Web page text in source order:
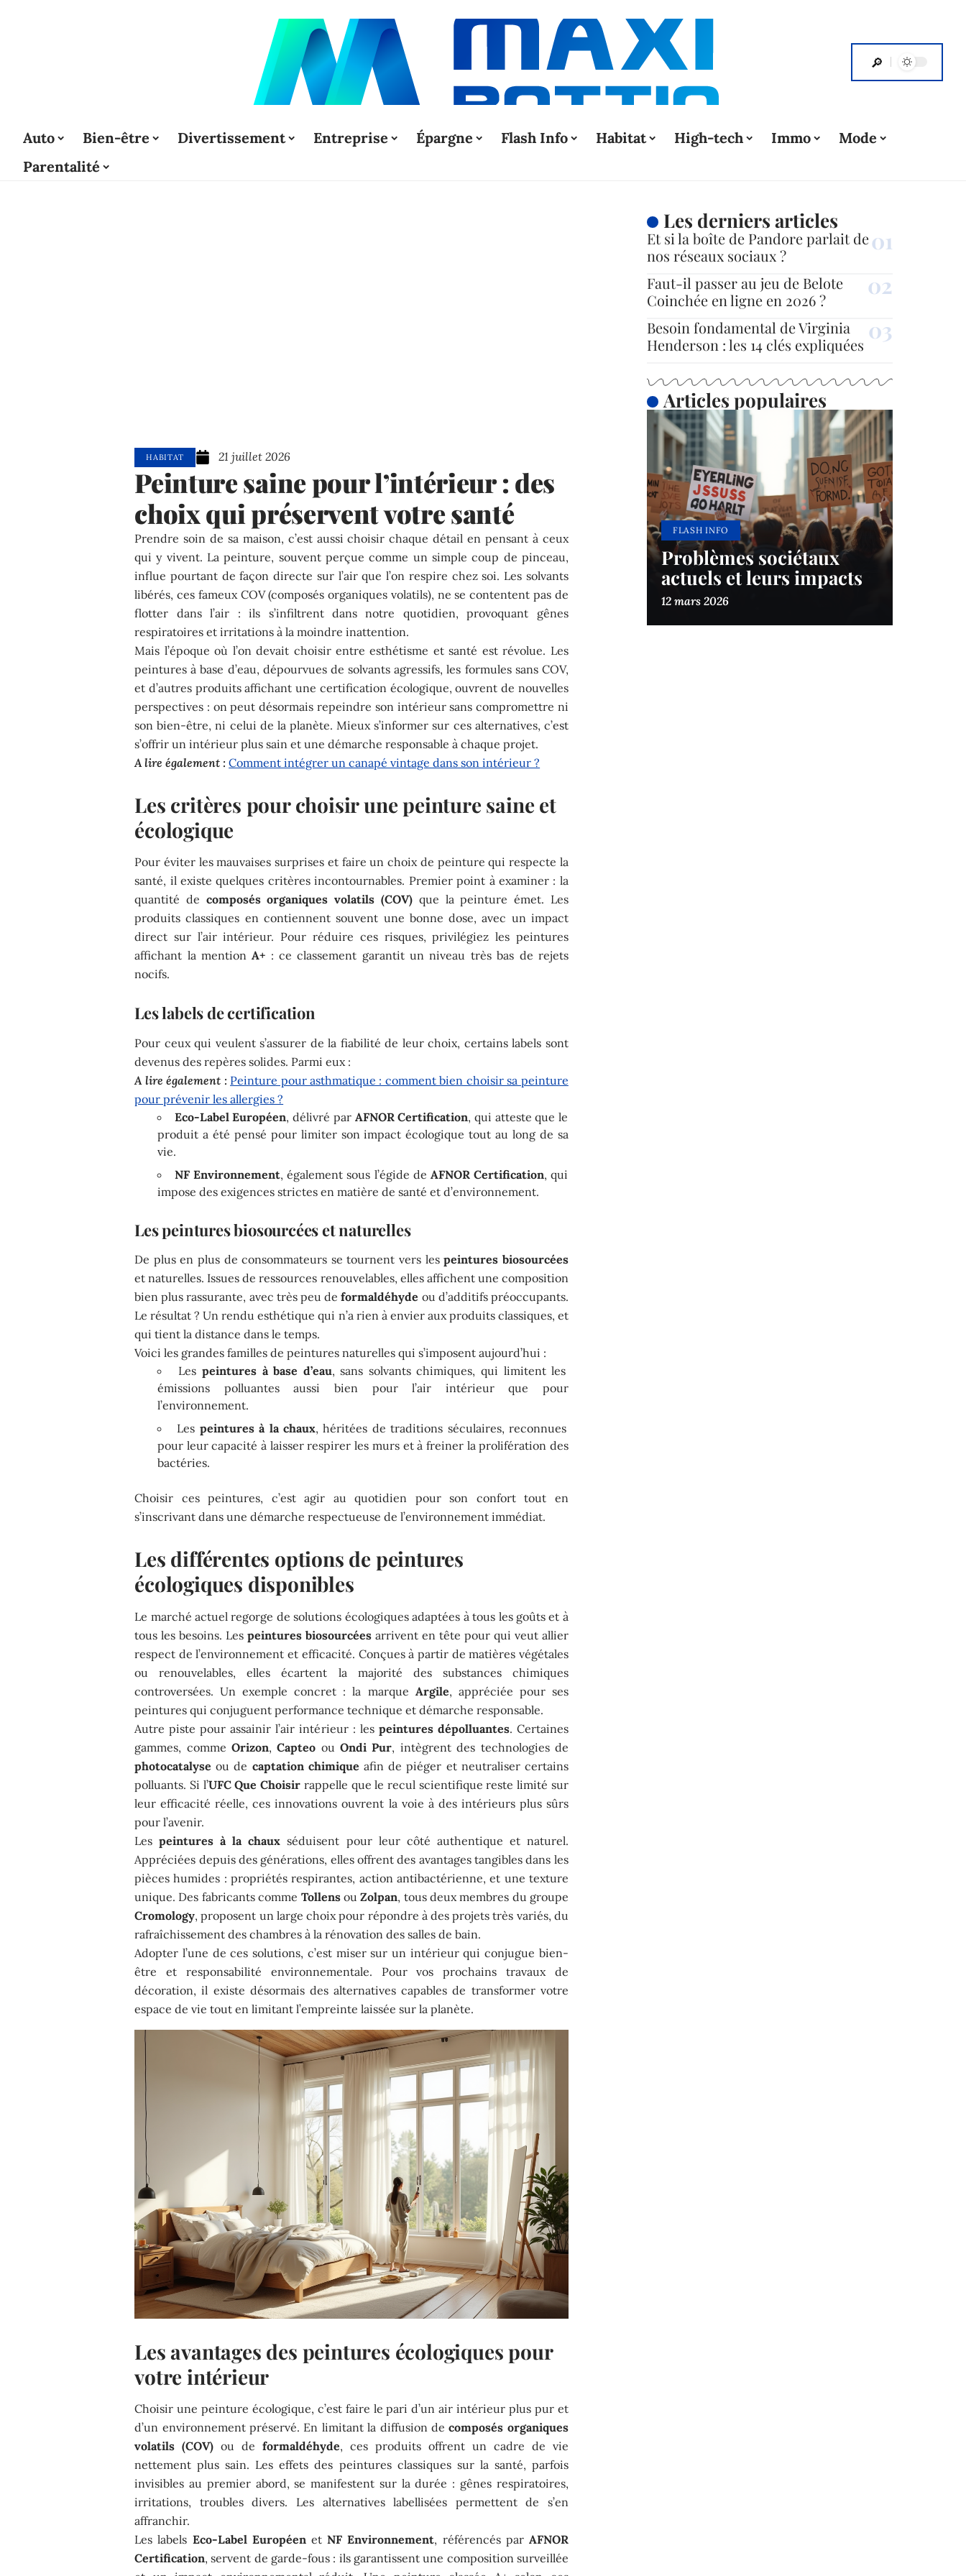
Auto Bien-être Divertissement Entreprise Épargne Flash Info Habitat High-tech Immo
Mode
Parentalité
HABITAT 21 juillet 2026
Peinture saine pour l’intérieur : des
choix qui préservent votre santé
Prendre soin de sa maison, c’est aussi choisir chaque détail en pensant à ceux
qui y vivent. La peinture, souvent perçue comme un simple coup de pinceau,
influe pourtant de façon directe sur l’air que l’on respire chez soi. Les solvants
libérés, ces fameux COV (composés organiques volatils), ne se contentent pas de
flotter dans l’air : ils s’infiltrent dans notre quotidien, provoquant gênes
respiratoires et irritations à la moindre inattention.
Mais l’époque où l’on devait choisir entre esthétisme et santé est révolue. Les
peintures à base d’eau, dépourvues de solvants agressifs, les formules sans COV,
et d’autres produits affichant une certification écologique, ouvrent de nouvelles
perspectives : on peut désormais repeindre son intérieur sans compromettre ni
son bien-être, ni celui de la planète. Mieux s’informer sur ces alternatives, c’est
s’offrir un intérieur plus sain et une démarche responsable à chaque projet.
A lire également : Comment intégrer un canapé vintage dans son intérieur ?
Les critères pour choisir une peinture saine et
écologique
Pour éviter les mauvaises surprises et faire un choix de peinture qui respecte la
santé, il existe quelques critères incontournables. Premier point à examiner : la
quantité de composés organiques volatils (COV) que la peinture émet. Les
produits classiques en contiennent souvent une bonne dose, avec un impact
direct sur l’air intérieur. Pour réduire ces risques, privilégiez les peintures
affichant la mentionA+ : ce classement garantit un niveau très bas de rejets
nocifs.
Les labels de certification
Pour ceux qui veulent s’assurer de la fiabilité de leur choix, certains labels sont
devenus des repères solides. Parmi eux :
A lire également : Peinture pour asthmatique : comment bien choisir sa peinture
pour prévenir les allergies ?
Eco-Label Européen, délivré par AFNOR Certification, qui atteste que le
produit a été pensé pour limiter son impact écologique tout au long de sa
vie.
NF Environnement, également sous l’égide de AFNOR Certification, qui
impose des exigences strictes en matière de santé et d’environnement.
Les peintures biosourcées et naturelles
De plus en plus de consommateurs se tournent vers lespeintures biosourcées
et naturelles. Issues de ressources renouvelables, elles affichent une composition
bien plus rassurante, avec très peu deformaldéhyde ou d’additifs préoccupants.
Le résultat ? Un rendu esthétique qui n’a rien à envier aux produits classiques, et
qui tient la distance dans le temps.
Voici les grandes familles de peintures naturelles qui s’imposent aujourd’hui :
Les peintures à base d’eau, sans solvants chimiques, qui limitent les
émissions polluantes aussi bien pour l’air intérieur que pour
l’environnement.
Les peintures à la chaux, héritées de traditions séculaires, reconnues
pour leur capacité à laisser respirer les murs et à freiner la prolifération des
bactéries.
Choisir ces peintures, c’est agir au quotidien pour son confort tout en
s’inscrivant dans une démarche respectueuse de l’environnement immédiat.
Les différentes options de peintures
écologiques disponibles
Le marché actuel regorge de solutions écologiques adaptées à tous les goûts et à
tous les besoins. Lespeintures biosourcées arrivent en tête pour qui veut allier
respect de l’environnement et efficacité. Conçues à partir de matières végétales
ou renouvelables, elles écartent la majorité des substances chimiques
controversées. Un exemple concret : la marque Argile, appréciée pour ses
peintures qui conjuguent performance technique et démarche responsable.
Autre piste pour assainir l’air intérieur : les peintures dépolluantes. Certaines
gammes, comme Orizon,Capteo ouOndi Pur, intègrent des technologies de
photocatalyse ou de captation chimique afin de piéger et neutraliser certains
polluants. Si l’UFC Que Choisir rappelle que le recul scientifique reste limité sur
leur efficacité réelle, ces innovations ouvrent la voie à des intérieurs plus sûrs
pour l’avenir.
Lespeintures à la chaux séduisent pour leur côté authentique et naturel.
Appréciées depuis des générations, elles offrent des avantages tangibles dans les
pièces humides : propriétés respirantes, action antibactérienne, et une texture
unique. Des fabricants comme TollensouZolpan, tous deux membres du groupe
Cromology, proposent un large choix pour répondre à des projets très variés, du
rafraîchissement des chambres à la rénovation des salles de bain.
Adopter l’une de ces solutions, c’est miser sur un intérieur qui conjugue bien-
être et responsabilité environnementale. Pour vos prochains travaux de
décoration, il existe désormais des alternatives capables de transformer votre
espace de vie tout en limitant l’empreinte laissée sur la planète.
Les avantages des peintures écologiques pour
votre intérieur
Choisir une peinture écologique, c’est faire le pari d’un air intérieur plus pur et
d’un environnement préservé. En limitant la diffusion decomposés organiques
volatils (COV) ou deformaldéhyde, ces produits offrent un cadre de vie
nettement plus sain. Les effets des peintures classiques sur la santé, parfois
invisibles au premier abord, se manifestent sur la durée : gênes respiratoires,
irritations, troubles divers. Les alternatives labellisées permettent de s’en
affranchir.
Les labels Eco-Label EuropéenetNF Environnement, référencés par AFNOR
Certification, servent de garde-fous : ils garantissent une composition surveillée
Les derniers articles
Et si la boîte de Pandore parlait de
nos réseaux sociaux ?
Faut-il passer au jeu de Belote
Coinchée en ligne en 2026 ?
Besoin fondamental de Virginia
Henderson : les 14 clés expliquées
Articles populaires
FLASH INFO
Problèmes sociétaux
actuels et leurs impacts
12 mars 2026